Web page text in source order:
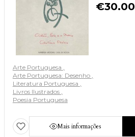
€30.00
Arte Portuguesa
Arte Portuguesa: Desenho
Literatura Portuguesa
Livros Ilustrados
Poesia Portuguesa
Mais informações